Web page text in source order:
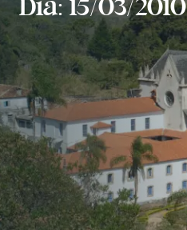
Dia: 15/03/2010